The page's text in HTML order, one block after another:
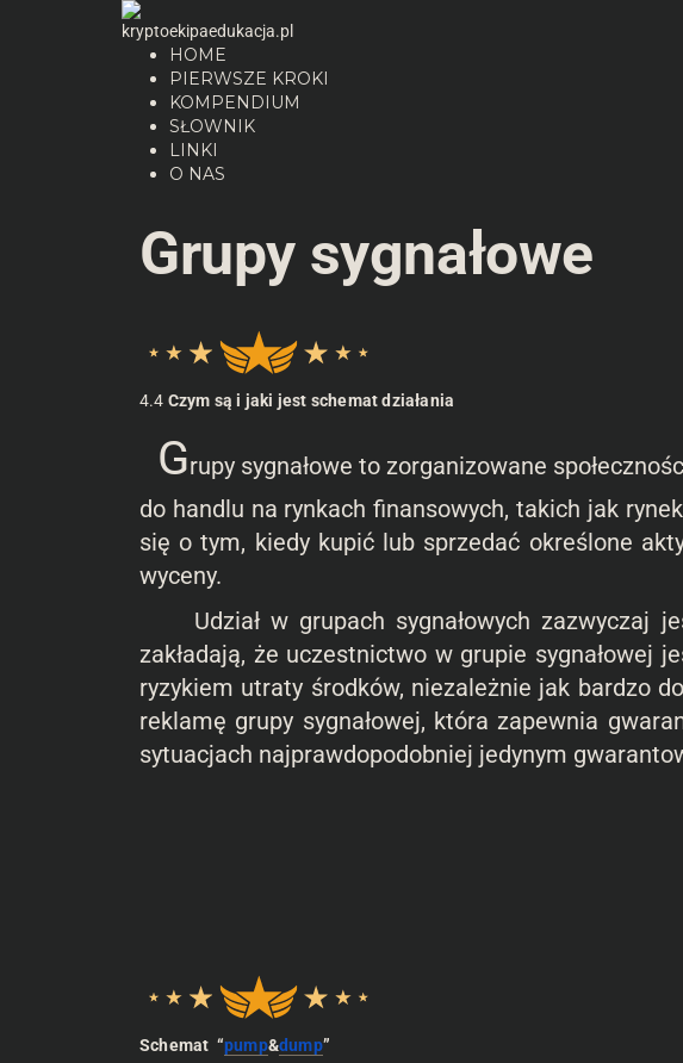
HOME
PIERWSZE KROKI
KOMPENDIUM
SŁOWNIK
LINKI
O NAS
Grupy sygnałowe
4.4 Czym są i jaki jest schemat działania
Grupy sygnałowe to zorganizowane
do handlu na rynkach finansowych, takich jak
się o tym, kiedy kupić lub sprzedać określone
wyceny.
Udział w grupach sygnałowych zazwyczaj
zakładają, że uczestnictwo w grupie sygnałowej
ryzykiem utraty środków, niezależnie jak bardzo
reklamę grupy sygnałowej, która zapewnia
sytuacjach najprawdopodobniej jedynym
Schemat “pump&dump”